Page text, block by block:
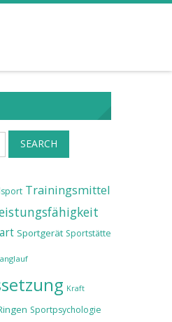
SEARCH
Trainingsmittel
Sportgerät Sportstätte
Kraft
Sportpsychologie